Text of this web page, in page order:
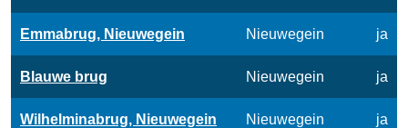
Emmabrug, Nieuwegein Nieuwegein ja
Blauwe brug Nieuwegein ja
Wilhelminabrug, Nieuwegein Nieuwegein ja